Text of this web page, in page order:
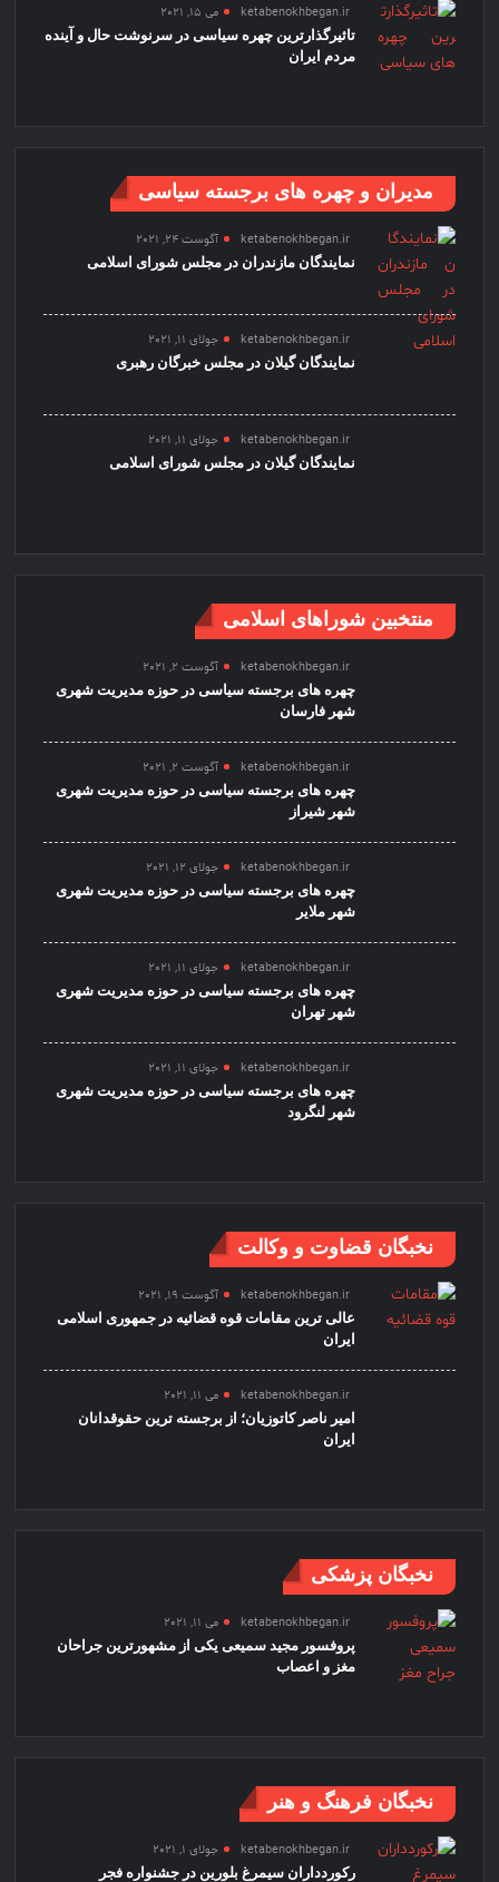
ketabenokhbegan.ir
می 15, 2021
تاثیرگذارترین چهره سیاسی در سرنوشت حال و آینده
مردم ایران
مدیران و چهره های برجسته سیاسی
ketabenokhbegan.ir
آگوست 24, 2021
نمایندگان مازندران در مجلس شورای اسلامی
ketabenokhbegan.ir
جولای 11, 2021
نمایندگان گیلان در مجلس خبرگان رهبری
ketabenokhbegan.ir
جولای 11, 2021
نمایندگان گیلان در مجلس شورای اسلامی
منتخبین شوراهای اسلامی
ketabenokhbegan.ir
آگوست 2, 2021
چهره های برجسته سیاسی در حوزه مدیریت شهری
شهر فارسان
ketabenokhbegan.ir
آگوست 2, 2021
چهره های برجسته سیاسی در حوزه مدیریت شهری
شهر شیراز
ketabenokhbegan.ir
جولای 12, 2021
چهره های برجسته سیاسی در حوزه مدیریت شهری
شهر ملایر
ketabenokhbegan.ir
جولای 11, 2021
چهره های برجسته سیاسی در حوزه مدیریت شهری
شهر تهران
ketabenokhbegan.ir
جولای 11, 2021
چهره های برجسته سیاسی در حوزه مدیریت شهری
شهر لنگرود
نخبگان قضاوت و وکالت
ketabenokhbegan.ir
آگوست 19, 2021
عالی ترین مقامات قوه قضائیه در جمهوری اسلامی
ایران
ketabenokhbegan.ir
می 11, 2021
امیر ناصر کاتوزیان؛ از برجسته ترین حقوقدانان
ایران
نخبگان پزشکی
ketabenokhbegan.ir
می 11, 2021
پروفسور مجید سمیعی یکی از مشهورترین جراحان
مغز و اعصاب
نخبگان فرهنگ و هنر
ketabenokhbegan.ir
جولای 1, 2021
رکوردداران سیمرغ بلورین در جشنواره فجر